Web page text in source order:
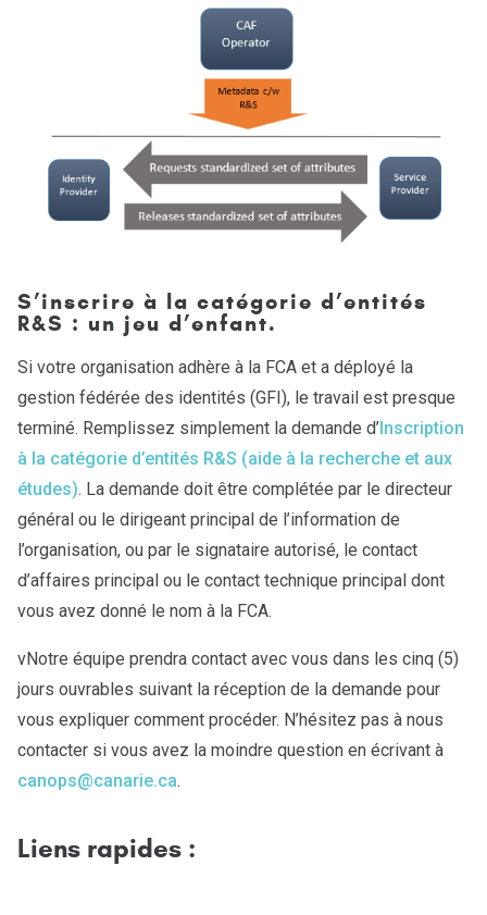
S’inscrire à la catégorie d’entités
R&S : un jeu d’enfant.
Si votre organisation adhère à la FCA et a déployé la
gestion fédérée des identités (GFI), le travail est presque
terminé. Remplissez simplement la demande d’Inscription
à la catégorie d’entités R&S (aide à la recherche et aux
études). La demande doit être complétée par le directeur
général ou le dirigeant principal de l’information de
l’organisation, ou par le signataire autorisé, le contact
d’affaires principal ou le contact technique principal dont
vous avez donné le nom à la FCA.
vNotre équipe prendra contact avec vous dans les cinq (5)
jours ouvrables suivant la réception de la demande pour
vous expliquer comment procéder. N’hésitez pas à nous
contacter si vous avez la moindre question en écrivant à
canops@canarie.ca.
Liens rapides :